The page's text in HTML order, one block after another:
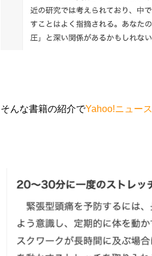
そんな書籍の紹介でYahoo!ニュース